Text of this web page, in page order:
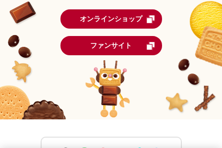
オンラインショップ
ファンサイト